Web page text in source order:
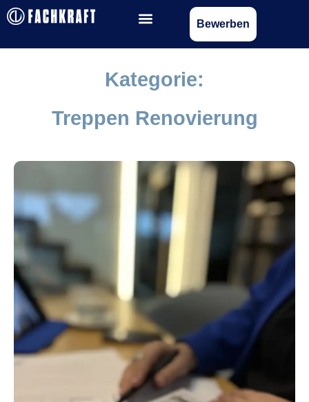
Bewerben
Kategorie:
Treppen Renovierung